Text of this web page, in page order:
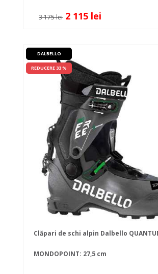
3 175 lei 2 115 lei
DALBELLO
REDUCERE 33 %
Clăpari de schi alpin Dalbello
MONDOPOINT: 27,5 cm